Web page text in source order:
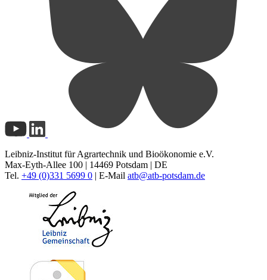
Leibniz-Institut für Agrartechnik und Bioökonomie e.V.
Max-Eyth-Allee 100 | 14469 Potsdam | DE
Tel. +49 (0)331 5699 0 | E-Mail atb@atb-potsdam.de